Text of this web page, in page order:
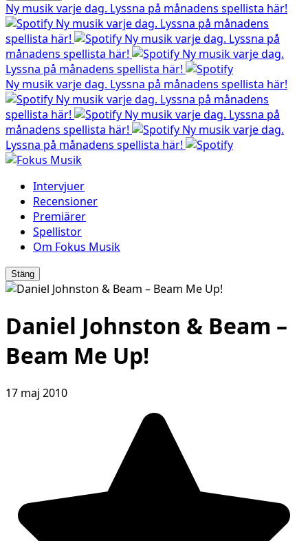
Ny musik varje dag. Lyssna på månadens spellista här!
Ny musik varje dag. Lyssna på månadens
spellista här!
Ny musik varje dag. Lyssna på
månadens spellista här!
Ny musik varje dag.
Lyssna på månadens spellista här!
Ny musik varje dag. Lyssna på månadens spellista här!
Ny musik varje dag. Lyssna på månadens
spellista här!
Ny musik varje dag. Lyssna på
månadens spellista här!
Ny musik varje dag.
Lyssna på månadens spellista här!
Intervjuer
Recensioner
Premiärer
Spellistor
Om Fokus Musik
Stäng
Daniel Johnston & Beam –
Beam Me Up!
17 maj 2010